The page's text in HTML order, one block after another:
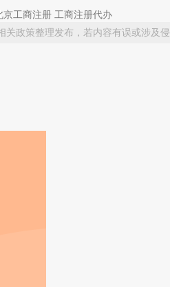
京工商注册 工商注册代办
政策整理发布，若内容有误或涉及